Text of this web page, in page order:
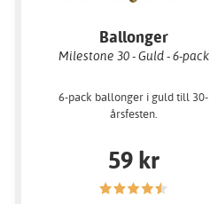
Ballonger
Milestone 30 - Guld - 6-pack
6-pack ballonger i guld till 30-
årsfesten.
59 kr